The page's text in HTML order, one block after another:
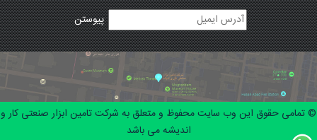
© تمامی حقوق این وب سایت محفوظ و متعلق به شرکت تامین ابزار صنعتی کار و
اندیشه می باشد